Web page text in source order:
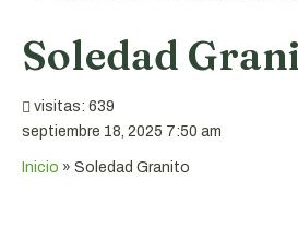
Soledad
visitas: 639
septiembre 18, 2025 7:50 am
Inicio » Soledad Granito